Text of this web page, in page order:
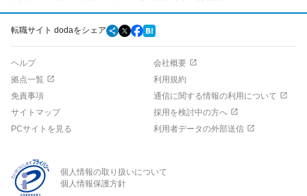
転職サイト dodaをシェア
ヘルプ
会社概要
拠点一覧
利用規約
免責事項
通信に関する情報の利用について
サイトマップ
採用を検討中の方へ
PCサイトを見る
利用者データの外部送信
個人情報の取り扱いについて
個人情報保護方針